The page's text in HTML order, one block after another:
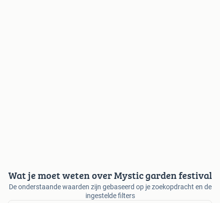
Wat je moet weten over Mystic garden festival
De onderstaande waarden zijn gebaseerd op je zoekopdracht en de
ingestelde filters